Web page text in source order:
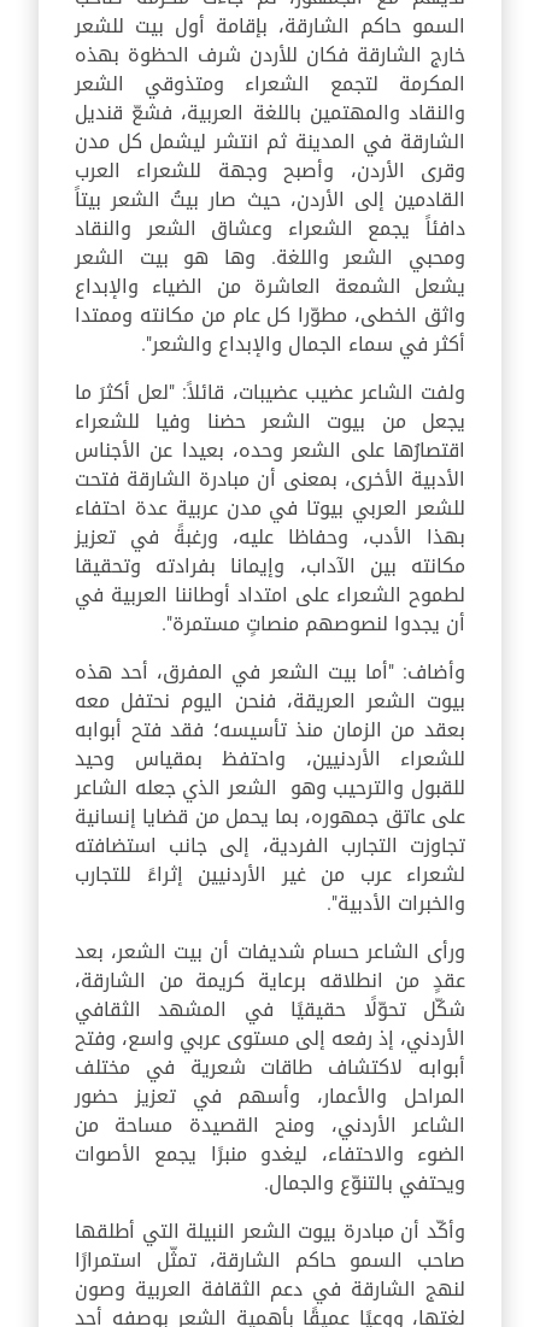
السمو حاكم الشارقة، بإقامة أول بيت للشعر
خارج الشارقة فكان للأردن شرف الحظوة بهذه
المكرمة لتجمع الشعراء ومتذوقي الشعر
والنقاد والمهتمين باللغة العربية، فشعّ قنديل
الشارقة في المدينة ثم انتشر ليشمل كل مدن
وقرى الأردن، وأصبح وجهة للشعراء العرب
القادمين إلى الأردن، حيث صار بيتُ الشعر بيتاً
دافئاً يجمع الشعراء وعشاق الشعر والنقاد
ومحبي الشعر واللغة. وها هو بيت الشعر
يشعل الشمعة العاشرة من الضياء والإبداع
واثق الخطى، مطوّرا كل عام من مكانته وممتدا
أكثر في سماء الجمال والإبداع والشعر".
ولفت الشاعر عضيب عضيبات، قائلاً: "لعل أكثرَ ما
يجعل من بيوت الشعر حضنا وفيا للشعراء
اقتصارُها على الشعر وحده، بعيدا عن الأجناس
الأدبية الأخرى، بمعنى أن مبادرة الشارقة فتحت
للشعر العربي بيوتا في مدن عربية عدة احتفاء
بهذا الأدب، وحفاظا عليه، ورغبةً في تعزيز
مكانته بين الآداب، وإيمانا بفرادته وتحقيقا
لطموح الشعراء على امتداد أوطاننا العربية في
أن يجدوا لنصوصهم منصاتٍ مستمرة".
وأضاف: "أما بيت الشعر في المفرق، أحد هذه
بيوت الشعر العريقة، فنحن اليوم نحتفل معه
بعقد من الزمان منذ تأسيسه؛ فقد فتح أبوابه
للشعراء الأردنيين، واحتفظ بمقياس وحيد
للقبول والترحيب وهو الشعر الذي جعله الشاعر
على عاتق جمهوره، بما يحمل من قضايا إنسانية
تجاوزت التجارب الفردية، إلى جانب استضافته
لشعراء عرب من غير الأردنيين إثراءً للتجارب
والخبرات الأدبية".
ورأى الشاعر حسام شديفات أن بيت الشعر، بعد
عقدٍ من انطلاقه برعاية كريمة من الشارقة،
شكّل تحوّلًا حقيقيًا في المشهد الثقافي
الأردني، إذ رفعه إلى مستوى عربي واسع، وفتح
أبوابه لاكتشاف طاقات شعرية في مختلف
المراحل والأعمار، وأسهم في تعزيز حضور
الشاعر الأردني، ومنح القصيدة مساحة من
الضوء والاحتفاء، ليغدو منبرًا يجمع الأصوات
ويحتفي بالتنوّع والجمال.
وأكّد أن مبادرة بيوت الشعر النبيلة التي أطلقها
صاحب السمو حاكم الشارقة، تمثّل استمرارًا
لنهج الشارقة في دعم الثقافة العربية وصون
لغتها، ووعيًا عميقًا بأهمية الشعر بوصفه أحد